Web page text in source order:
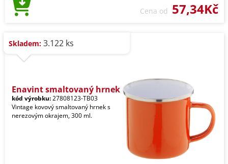
Cena od 57,34Kč
Skladem: 3.122 ks
Enavint smaltovaný hrnek
kód výrobku:27808123-TB03
Vintage kovový smaltovaný hrnek s
nerezovým okrajem, 300 ml.